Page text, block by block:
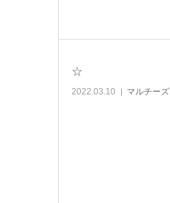
☆
2022.03.10 マルチーズ